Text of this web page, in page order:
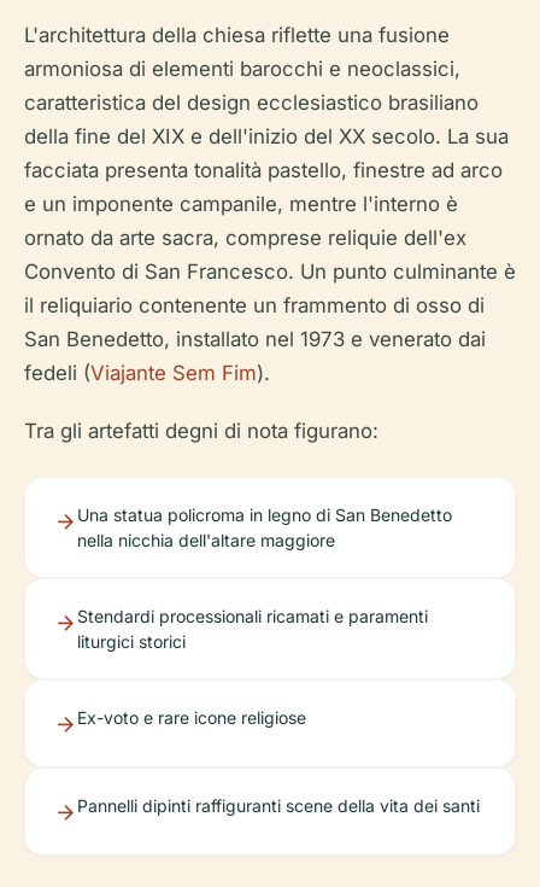
L'architettura della chiesa riflette una fusione
armoniosa di elementi barocchi e neoclassici,
caratteristica del design ecclesiastico brasiliano
della fine del XIX e dell'inizio del XX secolo. La sua
facciata presenta tonalità pastello, finestre ad arco
e un imponente campanile, mentre l'interno è
ornato da arte sacra, comprese reliquie dell'ex
Convento di San Francesco. Un punto culminante è
il reliquiario contenente un frammento di osso di
San Benedetto, installato nel 1973 e venerato dai
fedeli (Viajante Sem Fim).
Tra gli artefatti degni di nota figurano:
Una statua policroma in legno di San Benedetto
nella nicchia dell'altare maggiore
Stendardi processionali ricamati e paramenti
liturgici storici
Ex-voto e rare icone religiose
Pannelli dipinti raffiguranti scene della vita dei santi